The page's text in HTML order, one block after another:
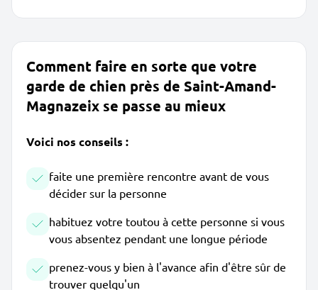
Comment faire en sorte que votre
garde de chien près de Saint-Amand-
Magnazeix se passe au mieux
Voici nos conseils :
faite une première rencontre avant de vous
décider sur la personne
habituez votre toutou à cette personne si vous
vous absentez pendant une longue période
prenez-vous y bien à l'avance afin d'être sûr de
trouver quelqu'un